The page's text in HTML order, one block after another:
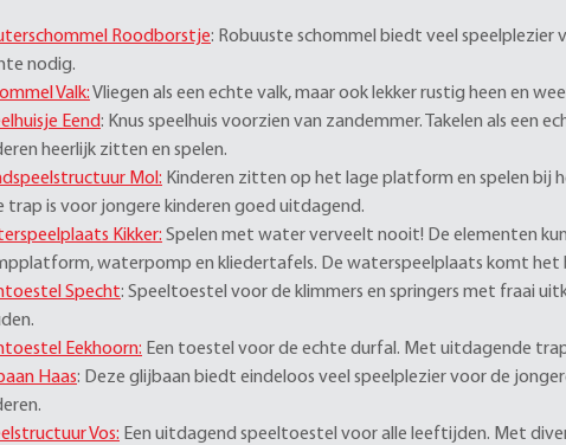
Roodborstje: Robuuste schommel biedt veel
nodig.
Valk:Vliegen als een echte valk, maar ook lekker rustig heen en
Eend: Knus speelhuis voorzien van zandemmer. Takelen als
heerlijk zitten en spelen.
Mol: Kinderen zitten op het lage platform en spelen
trap is voor jongere kinderen goed uitdagend.
Kikker: Spelen met water verveelt nooit! De elementen
waterpomp en kliedertafels. De waterspeelplaats komt
Specht: Speeltoestel voor de klimmers en springers met fraai
Eekhoorn: Een toestel voor de echte durfal. Met uitdagende
Haas: Deze glijbaan biedt eindeloos veel speelplezier voor de
Vos: Een uitdagend speeltoestel voor alle leeftijden. Met